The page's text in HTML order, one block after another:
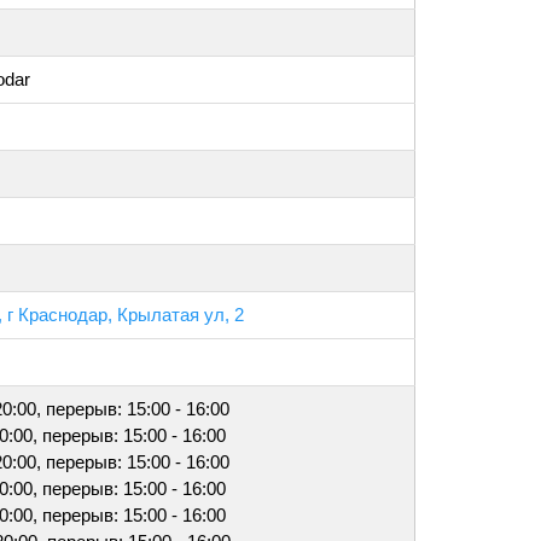
г Краснодар, Крылатая ул, 2
перерыв: 15:00 - 16:00
перерыв: 15:00 - 16:00
перерыв: 15:00 - 16:00
перерыв: 15:00 - 16:00
перерыв: 15:00 - 16:00